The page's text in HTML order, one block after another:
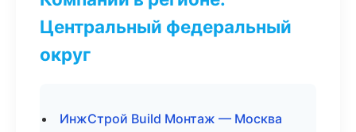
Центральный федеральный
округ
ИнжСтрой Build Монтаж — Москва